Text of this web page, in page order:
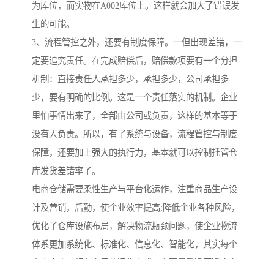
为库位，而实物在A002库位上。这样就会加大了错误发
生的可能。
3、流程管控之外，还要有制度保障。一但出现差错，一
定要追究责任。在完成赔偿后，赔偿款项要有一个分担
机制：直接责任人承担多少，承担多少，公司承担多
少，要有明确的比例。这是一个责任落实的机制。企业
里怕事情出来了，全部由公司或负责，这样的基本等于
没有人负责。所以，有了系统与设备，流程管控与制度
保障，还要加上强大的执行力，基本就可以控制托管仓
库发货差错率了。
电商仓储需要柔性生产与平台化运作，注重商品生产设
计及营销，后勤，使企业效率提高;降低企业各种风险，
优化了仓库设施布局，解决物流瓶颈问题，使企业物流
体系更加系统化、标准化、信息化、智能化，其实每个